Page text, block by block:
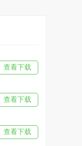
查看下载
查看下载
查看下载